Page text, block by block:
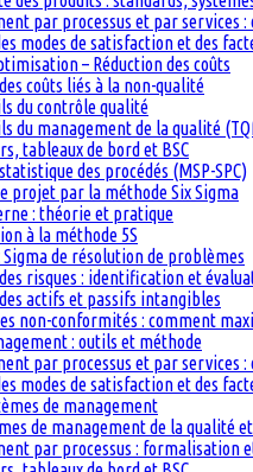
par processus et par
modes de satisfaction et des
– Réduction des coûts
coûts liés à la non-qualité
du contrôle qualité
du management de la qualité
tableaux de bord et BSC
des procédés (MSP-SPC)
projet par la méthode Six Sigma
: théorie et pratique
à la méthode 5S
Sigma de résolution de problèmes
risques : identification et
actifs et passifs intangibles
non-conformités : comment
: outils et méthode
par processus et par
modes de satisfaction et des
de management
de management de la qualité
par processus : formalisation